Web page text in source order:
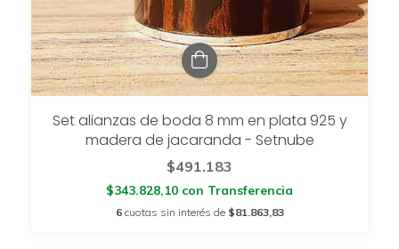
Set alianzas de boda 8 mm en plata 925 y
madera de jacaranda - Setnube
$491.183
$343.828,10 con Transferencia
6 cuotas sin interés de $81.863,83